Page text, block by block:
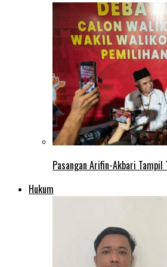
Pasangan Arifin-Akbari Tampil
Hukum